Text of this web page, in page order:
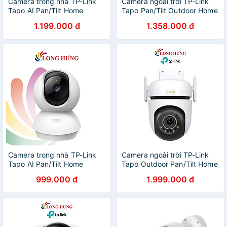
Tapo AI Pan/Tilt Home
Hàng chính hãng
1.199.000 đ
Tapo Pan/Tilt Outdoor Home
Hàng chính hãng
1.358.000 đ
Camera trong nhà TP-Link
Tapo AI Pan/Tilt Home
Hàng chính hãng
999.000 đ
Camera ngoài trời TP-Link
Tapo Outdoor Pan/Tilt Home
Hàng chính hãng
1.999.000 đ